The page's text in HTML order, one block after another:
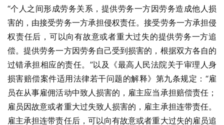
“个人之间形成劳务关系，提供劳务一方因劳务造成他人损
害的，由接受劳务一方承担侵权责任。接受劳务一方承担侵
权责任后，可以向有故意或者重大过失的提供劳务一方追
偿。提供劳务一方因劳务自己受到损害的，根据双方各自的
过错承担相应的责任。”以及《最高人民法院关于审理人身
损害赔偿案件适用法律若干问题的解释》第九条规定：“雇
员在从事雇佣活动中致人损害的，雇主应当承担赔偿责任；
雇员因故意或者重大过失致人损害的，雇主承担连带责任。
雇主承担连带责任后，可以向有故意或者重大过失的雇员追